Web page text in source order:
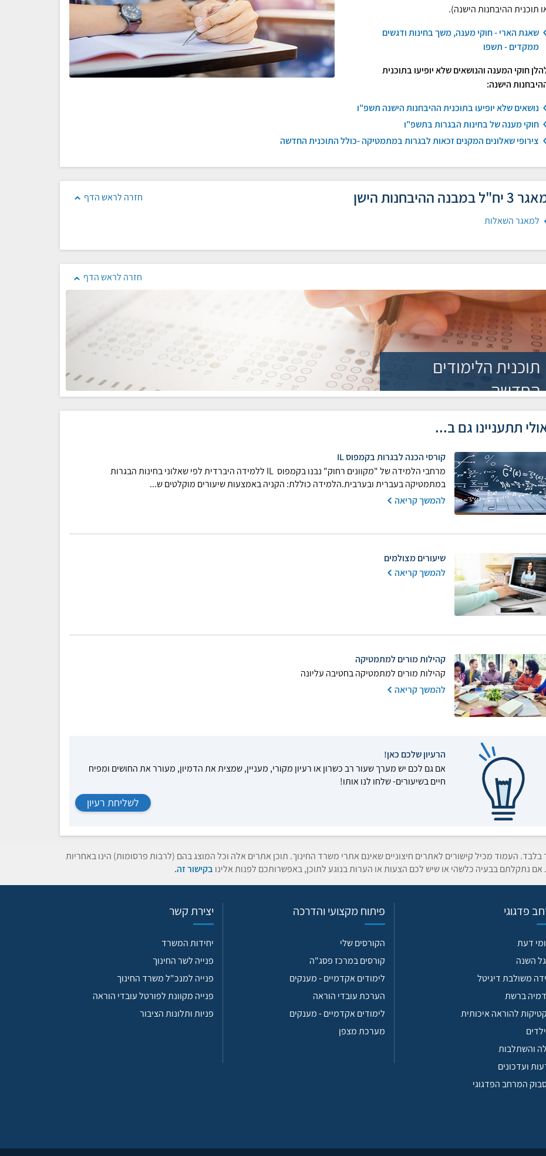
תוכנית ההיבחנות הישנה).
שאגת הארי - חוקי מענה, משך בחינות ודגשים
ממקדים - תשפו
חוקי המענה והנושאים שלא יופיעו בתוכנית
הישנה:
נושאים שלא יופיעו בתוכנית ההיבחנות הישנה תשפ"ו
חוקי מענה של בחינות הבגרות בתשפ"ו
צירופי שאלונים המקנים זכאות לבגרות במתמטיקה -כולל התוכנית החדשה
חזרה לראש הדף יח"ל במבנה ההיבחנות הישן
למאגר השאלות
חזרה לראש הדף
תוכנית הלימודים
החדשה
תתעניינו גם ב...
קורסי הכנה לבגרות בקמפוס IL
מרחבי הלמידה של "מקוונים רחוק" נבנו בקמפוס IL ללמידה היברדית לפי שאלוני בחינות הבגרות
במתמטיקה בעברית ובערבית.הלמידה כוללת: הקניה באמצעות שיעורים מוקלטים ש...
להמשך קריאה
שיעורים מצולמים
להמשך קריאה
קהילות מורים למתמטיקה
קהילות מורים למתמטיקה בחטיבה עליונה
להמשך קריאה
הרעיון שלכם כאן!
אם גם לכם יש מערך שעור רב כשרון או רעיון מקורי, מעניין, שמצית את הדמיון, מעורר את החושים ומפיח
חיים בשיעורים- שלחו לנו אותו!
לשליחת רעיון
בלבד. העמוד מכיל קישורים לאתרים חיצוניים שאינם אתרי משרד החינוך. תוכן אתרים אלה וכל המוצג בהם (לרבות פרסומות) הינו באחריות
נתקלתם בבעיה כלשהי או שיש לכם הצעות או הערות בנוגע לתוכן, באפשרותכם לפנות אלינו בקישור זה.
פדגוגי
דעת
השנה
משולבת דיגיטל
ברשת
להוראה איכותית
והשתלבות
ועדכונים
המרחב הפדגוגי
פיתוח מקצועי והדרכה
הקורסים שלי
קורסים במרכז פסג"ה
לימודים אקדמיים - מענקים
הערכת עובדי הוראה
לימודים אקדמיים - מענקים
מערכת מצפן
יצירת קשר
יחידות המשרד
פנייה לשר החינוך
פנייה למנכ"ל משרד החינוך
פנייה מקוונת לפורטל עובדי הוראה
פניות ותלונות הציבור